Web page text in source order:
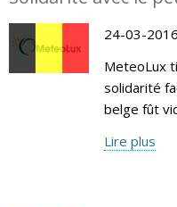
24-03-2016
MeteoLux
solidarité
belge fût
Lire plus